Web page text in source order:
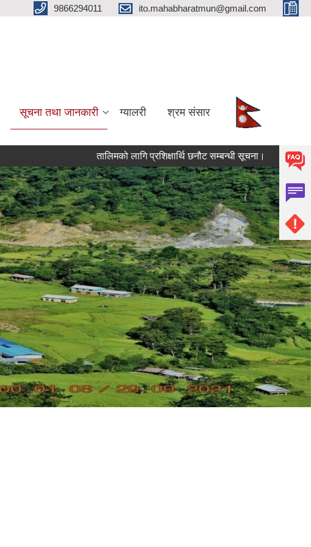
9866294011 ito.mahabharatmun@gmail.com
सूचना तथा जानकारी ग्यालरी श्रम संसार
तालिमको लागि प्रशिक्षार्थि छनौट सम्बन्धी सूचना। योजना भूक्तनी
Pages « first ‹ previous